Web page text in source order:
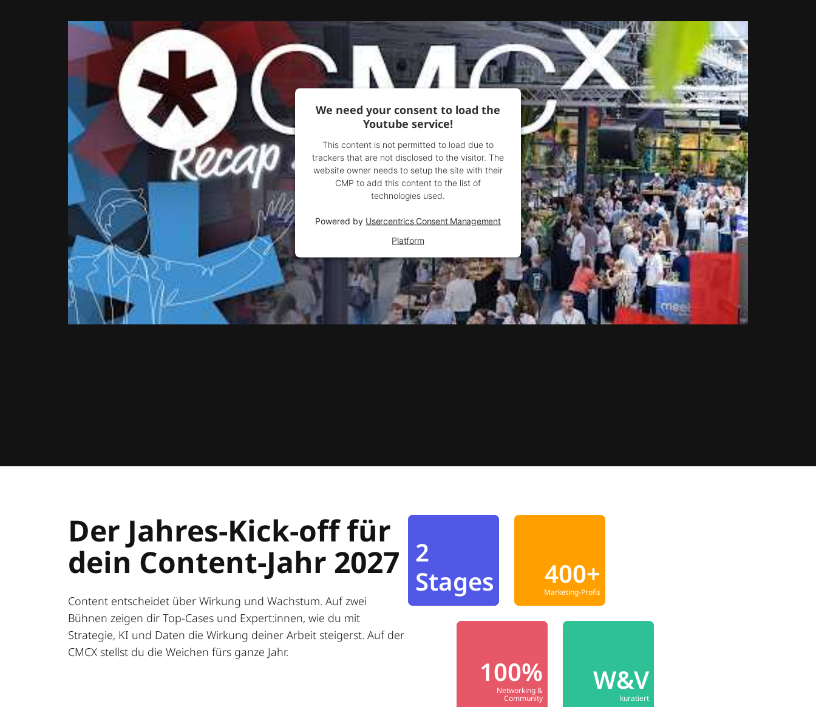
We need your consent to load the
Youtube service!
This content is not permitted to load due to
trackers that are not disclosed to the visitor. The
website owner needs to setup the site with their
CMP to add this content to the list of
technologies used.
Powered by Usercentrics Consent Management
Platform
Der Jahres-Kick-off für
dein Content-Jahr 2027
Content entscheidet über Wirkung und Wachstum. Auf zwei
Bühnen zeigen dir Top-Cases und Expert:innen, wie du mit
Strategie, KI und Daten die Wirkung deiner Arbeit steigerst. Auf der
CMCX stellst du die Weichen fürs ganze Jahr.
2
Stages
400+
Marketing-Profis
100%
Networking &
Community
W&V
kuratiert